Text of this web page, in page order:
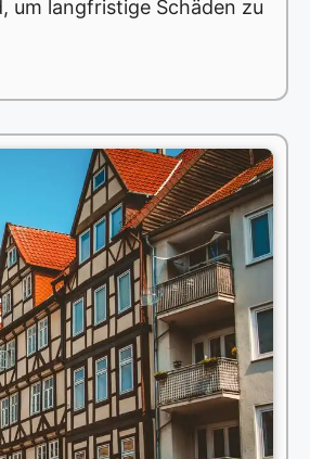
um langfristige Schäden zu